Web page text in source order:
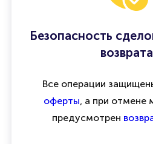
Безопасность
возврата
Все операции
оферты, а при отмене
предусмотрен